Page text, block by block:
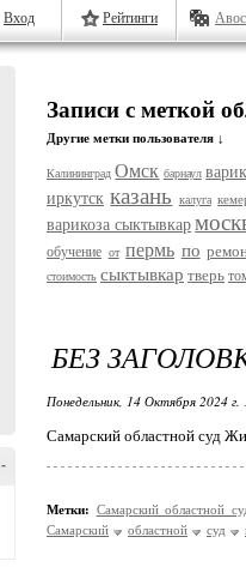
Вход Рейтинги
-
Записи с меткой
Другие метки пользователя ↓
Калининград Омск барнаул
иркутск казань калуга
варикоза сыктывкар
обучение от пермь по
стоимость сыктывкар тверь
БЕЗ
Понедельник, 14 Октября 2024
Самарский областной суд
Метки: Самарский областной
Самарский
областной суд